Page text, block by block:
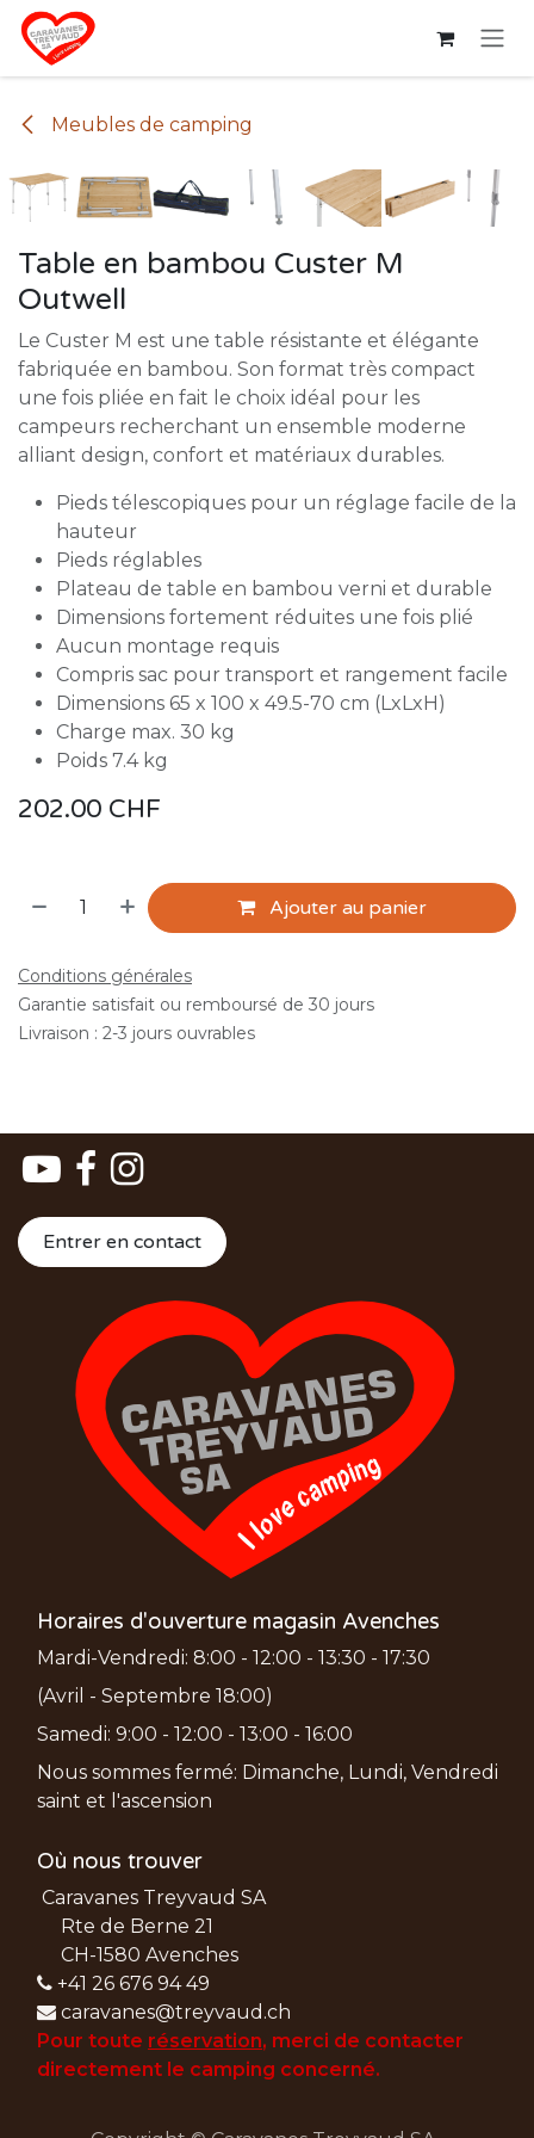
Se rendre au contenu
Meubles de camping
Table en bambou Custer M
Outwell
Le Custer M est une table résistante et élégante
fabriquée en bambou. Son format très compact
une fois pliée en fait le choix idéal pour les
campeurs recherchant un ensemble moderne
alliant design, confort et matériaux durables.
Pieds télescopiques pour un réglage facile de la
hauteur
Pieds réglables
Plateau de table en bambou verni et durable
Dimensions fortement réduites une fois plié
Aucun montage requis
Compris sac pour transport et rangement facile
Dimensions 65 x 100 x 49.5-70 cm (LxLxH)
Charge max. 30 kg
Poids 7.4 kg
202.00 CHF
Ajouter au panier
Conditions générales
Garantie satisfait ou remboursé de 30 jours
Livraison : 2-3 jours ouvrables
Entrer en contact
Horaires d'ouverture magasin Avenches
Mardi-Vendredi: 8:00 - 12:00 - 13:30 - 17:30
(Avril - Septembre 18:00)
Samedi: 9:00 - 12:00 - 13:00 - 16:00
Nous sommes fermé: Dimanche, Lundi, Vendredi
saint et l'ascension
Où nous trouver
Caravanes Treyvaud SA
Rte de Berne 21
CH-1580 Avenches
+41 26 676 94 49
caravanes@treyvaud.ch
Pour toute réservation, merci de contacter
directement le camping concerné.